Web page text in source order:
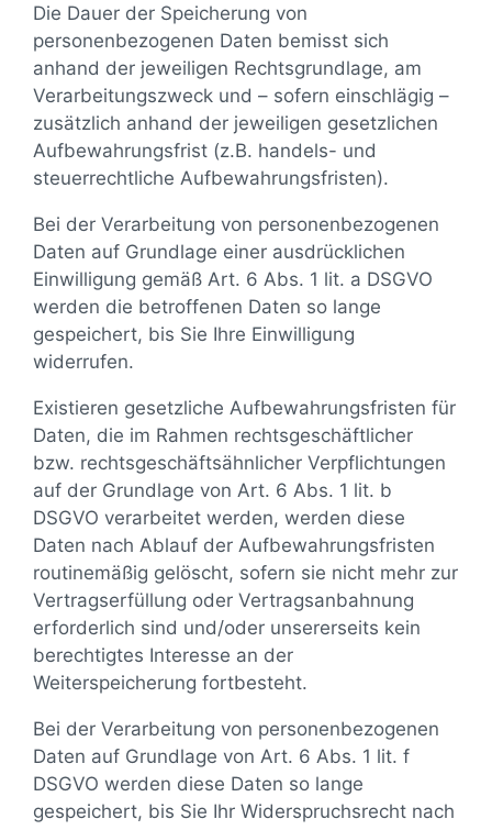
Die Dauer der Speicherung von
personenbezogenen Daten bemisst sich
anhand der jeweiligen Rechtsgrundlage, am
Verarbeitungszweck und – sofern einschlägig –
zusätzlich anhand der jeweiligen gesetzlichen
Aufbewahrungsfrist (z.B. handels- und
steuerrechtliche Aufbewahrungsfristen).
Bei der Verarbeitung von personenbezogenen
Daten auf Grundlage einer ausdrücklichen
Einwilligung gemäß Art. 6 Abs. 1 lit. a DSGVO
werden die betroffenen Daten so lange
gespeichert, bis Sie Ihre Einwilligung
widerrufen.
Existieren gesetzliche Aufbewahrungsfristen für
Daten, die im Rahmen rechtsgeschäftlicher
bzw. rechtsgeschäftsähnlicher Verpflichtungen
auf der Grundlage von Art. 6 Abs. 1 lit. b
DSGVO verarbeitet werden, werden diese
Daten nach Ablauf der Aufbewahrungsfristen
routinemäßig gelöscht, sofern sie nicht mehr zur
Vertragserfüllung oder Vertragsanbahnung
erforderlich sind und/oder unsererseits kein
berechtigtes Interesse an der
Weiterspeicherung fortbesteht.
Bei der Verarbeitung von personenbezogenen
Daten auf Grundlage von Art. 6 Abs. 1 lit. f
DSGVO werden diese Daten so lange
gespeichert, bis Sie Ihr Widerspruchsrecht nach